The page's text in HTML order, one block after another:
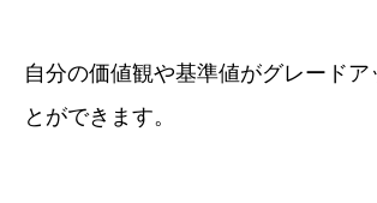
自分の価値観や基準値がグレードア
とができます。